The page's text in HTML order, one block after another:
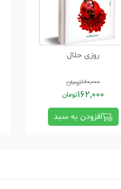
روزی حلال
180,000تومان
162,000تومان
افزودن به سبد